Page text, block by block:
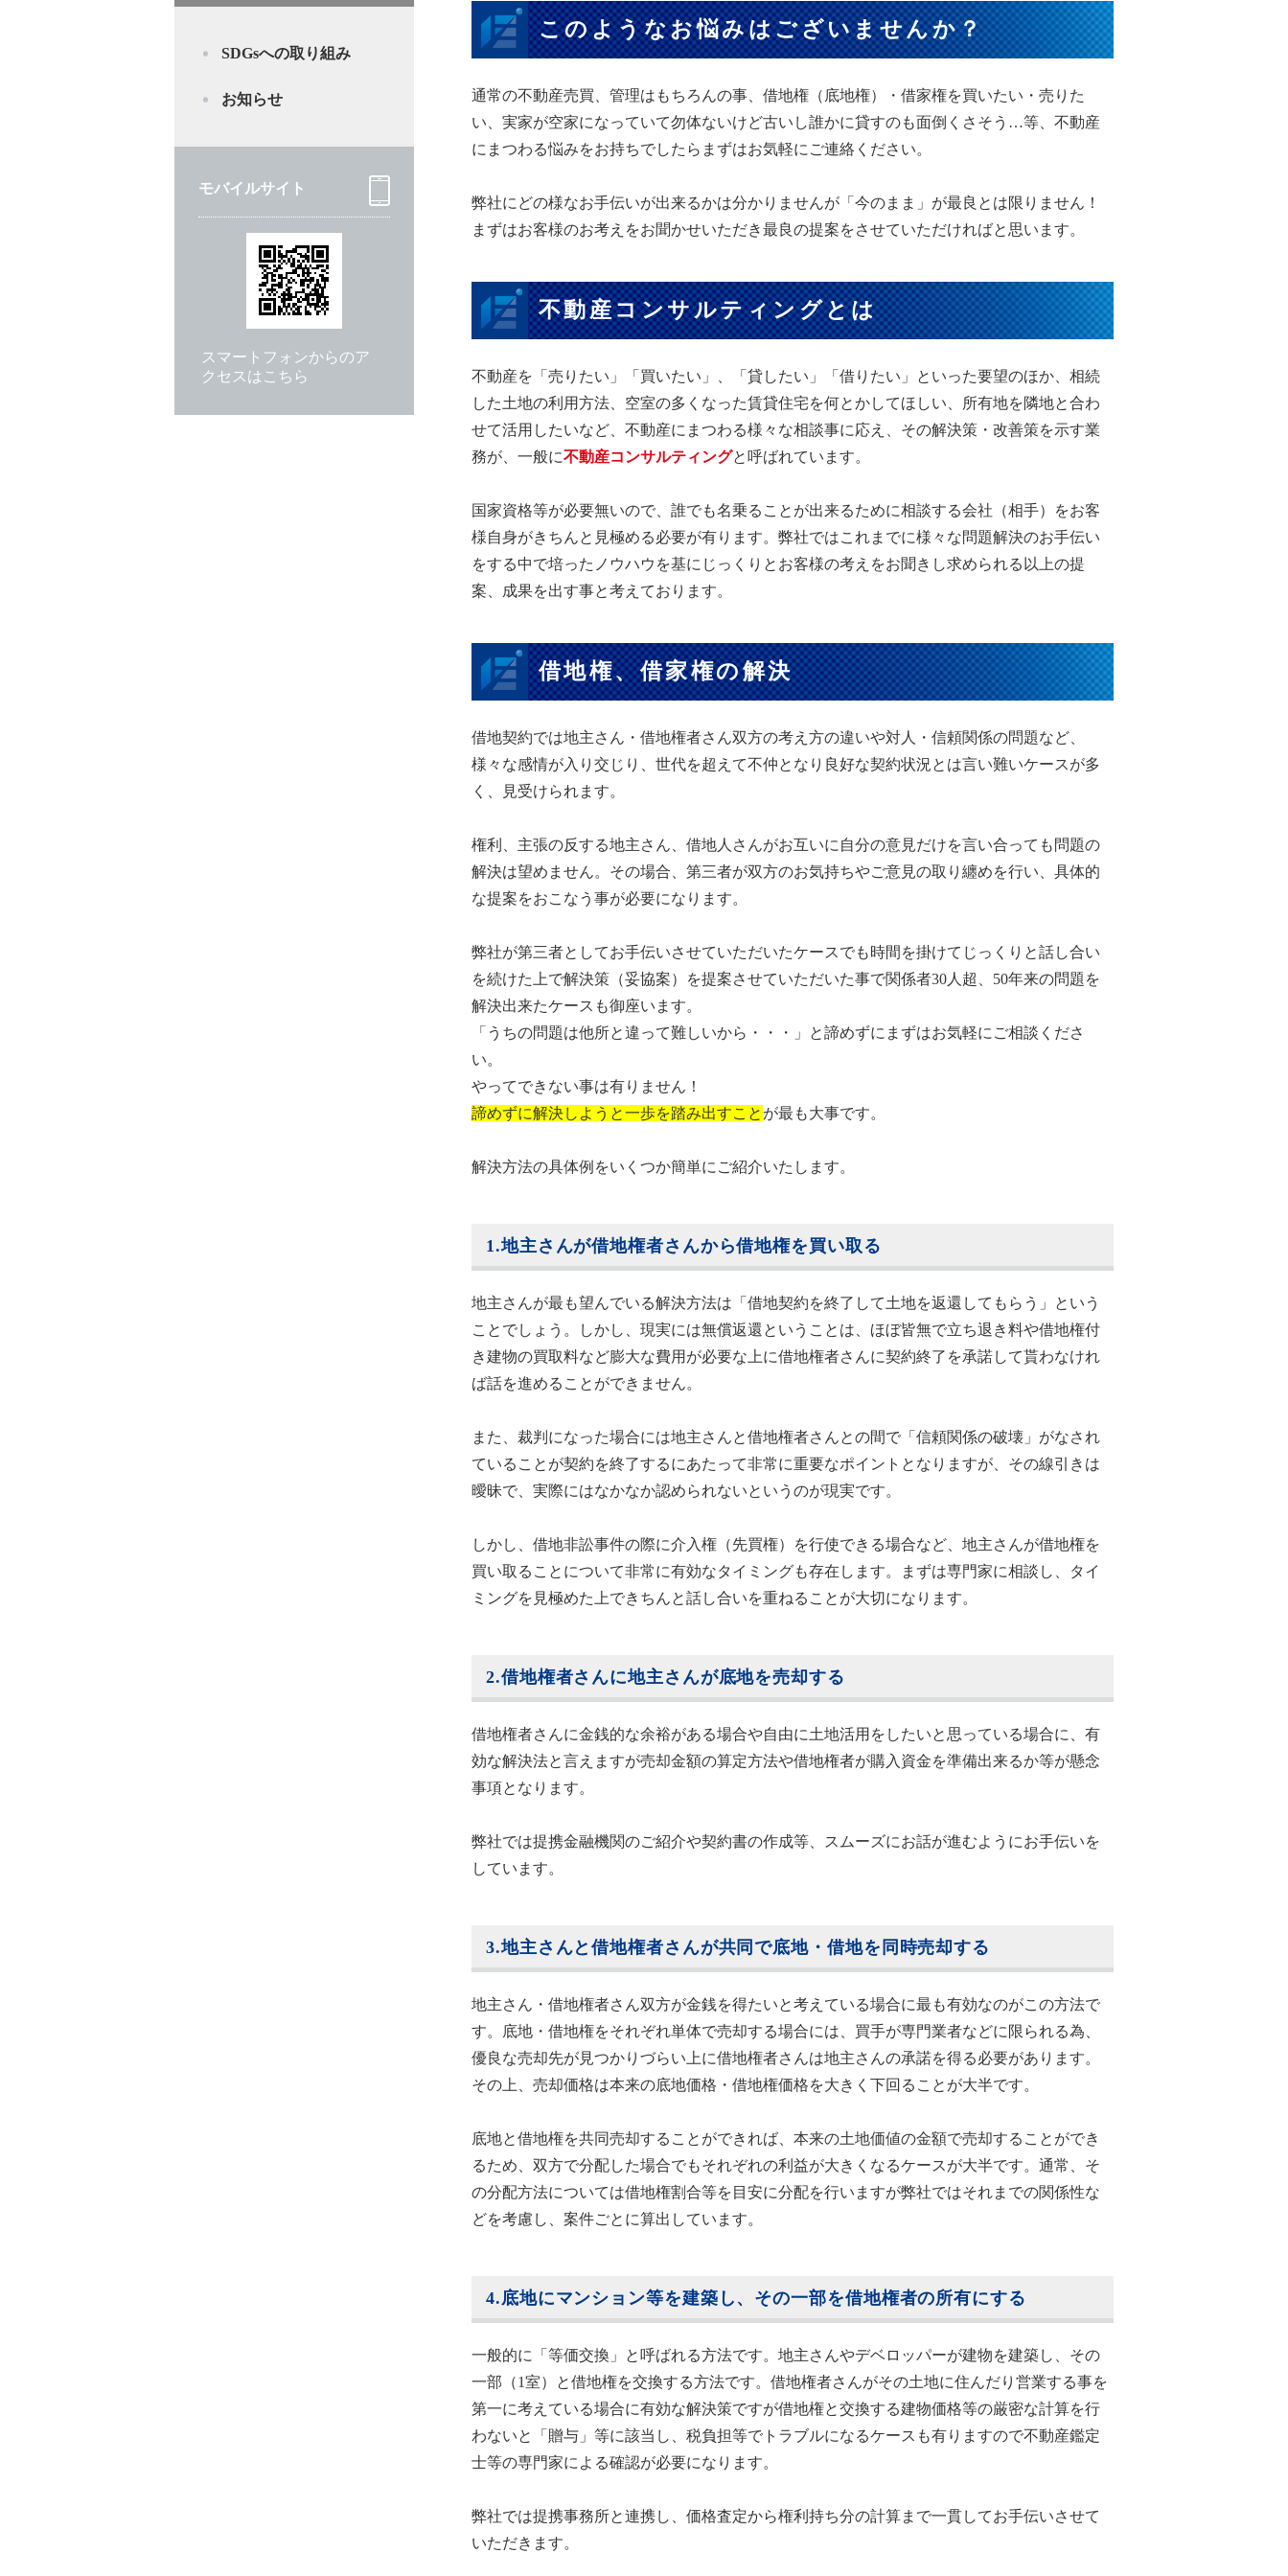
このようなお悩みはございませんか？
通常の不動産売買、管理はもちろんの事、借地権（底地権）・借家権を買いたい・売りた
い、実家が空家になっていて勿体ないけど古いし誰かに貸すのも面倒くさそう…等、不動産
にまつわる悩みをお持ちでしたらまずはお気軽にご連絡ください。
弊社にどの様なお手伝いが出来るかは分かりませんが「今のまま」が最良とは限りません！
まずはお客様のお考えをお聞かせいただき最良の提案をさせていただければと思います。
不動産コンサルティングとは
不動産を「売りたい」「買いたい」、「貸したい」「借りたい」といった要望のほか、相続
した土地の利用方法、空室の多くなった賃貸住宅を何とかしてほしい、所有地を隣地と合わ
せて活用したいなど、不動産にまつわる様々な相談事に応え、その解決策・改善策を示す業
務が、一般に不動産コンサルティングと呼ばれています。
国家資格等が必要無いので、誰でも名乗ることが出来るために相談する会社（相手）をお客
様自身がきちんと見極める必要が有ります。弊社ではこれまでに様々な問題解決のお手伝い
をする中で培ったノウハウを基にじっくりとお客様の考えをお聞きし求められる以上の提
案、成果を出す事と考えております。
借地権、借家権の解決
借地契約では地主さん・借地権者さん双方の考え方の違いや対人・信頼関係の問題など、
様々な感情が入り交じり、世代を超えて不仲となり良好な契約状況とは言い難いケースが多
く、見受けられます。
権利、主張の反する地主さん、借地人さんがお互いに自分の意見だけを言い合っても問題の
解決は望めません。その場合、第三者が双方のお気持ちやご意見の取り纏めを行い、具体的
な提案をおこなう事が必要になります。
弊社が第三者としてお手伝いさせていただいたケースでも時間を掛けてじっくりと話し合い
を続けた上で解決策（妥協案）を提案させていただいた事で関係者30人超、50年来の問題を
解決出来たケースも御座います。
「うちの問題は他所と違って難しいから・・・」と諦めずにまずはお気軽にご相談くださ
い。
やってできない事は有りません！
諦めずに解決しようと一歩を踏み出すこと が最も大事です。
解決方法の具体例をいくつか簡単にご紹介いたします。
1.地主さんが借地権者さんから借地権を買い取る
地主さんが最も望んでいる解決方法は「借地契約を終了して土地を返還してもらう」という
ことでしょう。しかし、現実には無償返還ということは、ほぼ皆無で立ち退き料や借地権付
き建物の買取料など膨大な費用が必要な上に借地権者さんに契約終了を承諾して貰わなけれ
ば話を進めることができません。
また、裁判になった場合には地主さんと借地権者さんとの間で「信頼関係の破壊」がなされ
ていることが契約を終了するにあたって非常に重要なポイントとなりますが、その線引きは
曖昧で、実際にはなかなか認められないというのが現実です。
しかし、借地非訟事件の際に介入権（先買権）を行使できる場合など、地主さんが借地権を
買い取ることについて非常に有効なタイミングも存在します。まずは専門家に相談し、タイ
ミングを見極めた上できちんと話し合いを重ねることが大切になります。
2.借地権者さんに地主さんが底地を売却する
借地権者さんに金銭的な余裕がある場合や自由に土地活用をしたいと思っている場合に、有
効な解決法と言えますが売却金額の算定方法や借地権者が購入資金を準備出来るか等が懸念
事項となります。
弊社では提携金融機関のご紹介や契約書の作成等、スムーズにお話が進むようにお手伝いを
しています。
3.地主さんと借地権者さんが共同で底地・借地を同時売却する
地主さん・借地権者さん双方が金銭を得たいと考えている場合に最も有効なのがこの方法で
す。底地・借地権をそれぞれ単体で売却する場合には、買手が専門業者などに限られる為、
優良な売却先が見つかりづらい上に借地権者さんは地主さんの承諾を得る必要があります。
その上、売却価格は本来の底地価格・借地権価格を大きく下回ることが大半です。
底地と借地権を共同売却することができれば、本来の土地価値の金額で売却することができ
るため、双方で分配した場合でもそれぞれの利益が大きくなるケースが大半です。通常、そ
の分配方法については借地権割合等を目安に分配を行いますが弊社ではそれまでの関係性な
どを考慮し、案件ごとに算出しています。
4.底地にマンション等を建築し、その一部を借地権者の所有にする
一般的に「等価交換」と呼ばれる方法です。地主さんやデベロッパーが建物を建築し、その
一部（1室）と借地権を交換する方法です。借地権者さんがその土地に住んだり営業する事を
第一に考えている場合に有効な解決策ですが借地権と交換する建物価格等の厳密な計算を行
わないと「贈与」等に該当し、税負担等でトラブルになるケースも有りますので不動産鑑定
士等の専門家による確認が必要になります。
弊社では提携事務所と連携し、価格査定から権利持ち分の計算まで一貫してお手伝いさせて
いただきます。
SDGsへの取り組み
お知らせ
モバイルサイト
スマートフォンからのア
クセスはこちら